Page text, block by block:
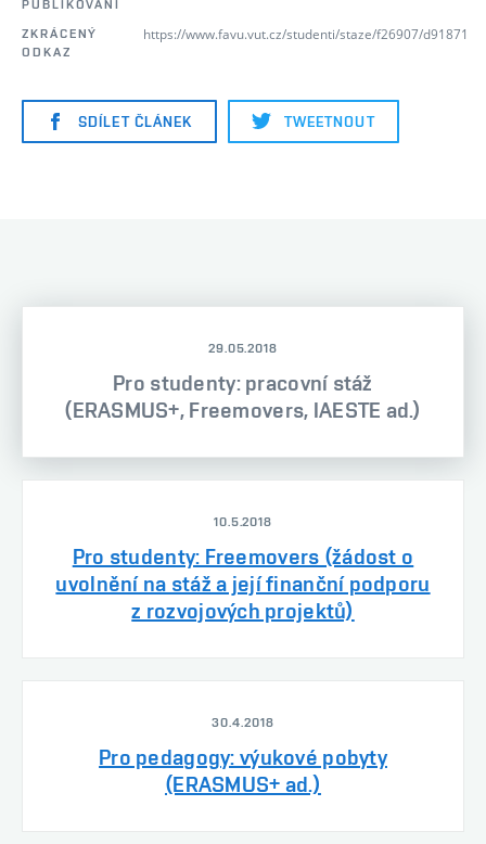
PUBLIKOVÁNÍ
ZKRÁCENÝ
ODKAZ
https://www.favu.vut.cz/studenti/staze/f26907/d91871
SDÍLET ČLÁNEK TWEETNOUT
29.05.2018
Pro studenty: pracovní stáž
(ERASMUS+, Freemovers, IAESTE ad.)
10.5.2018
Pro studenty: Freemovers (žádost o
uvolnění na stáž a její finanční podporu
z rozvojových projektů)
30.4.2018
Pro pedagogy: výukové pobyty
(ERASMUS+ ad.)